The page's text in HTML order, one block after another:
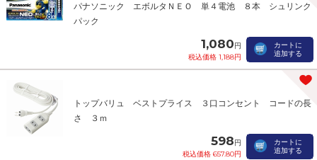
パナソニック エボルタＮＥＯ 単４電池 ８本 シュリンク
パック
1,080円
税込価格 1,188円
カートに
追加する
トップバリュ ベストプライス ３口コンセント コードの長
さ ３ｍ
598円
税込価格 657.80円
カートに
追加する